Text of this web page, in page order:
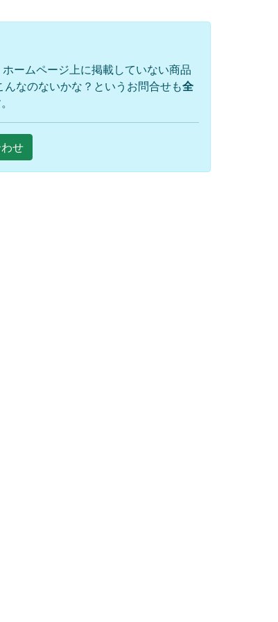
ームページ上に掲載していない商品
のないかな？というお問合せも全
せ